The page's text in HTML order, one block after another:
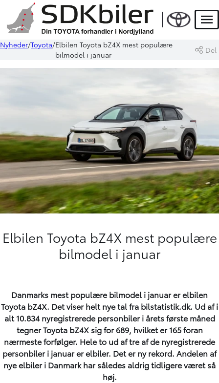
Nyheder Toyota Elbilen Toyota bZ4X mest populære
bilmodel i januar
Del
Elbilen Toyota bZ4X mest populære
bilmodel i januar
Danmarks mest populære bilmodel i januar er elbilen
Toyota bZ4X. Det viser helt nye tal fra bilstatistik.dk. Ud af i
alt 10.834 nyregistrerede personbiler i årets første måned
tegner Toyota bZ4X sig for 689, hvilket er 165 foran
nærmeste forfølger. Hele to ud af tre af de nyregistrerede
personbiler i januar er elbiler. Det er ny rekord. Andelen af
nye elbiler i Danmark har således aldrig tidligere været så
høj.